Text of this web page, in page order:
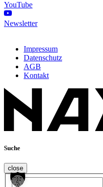
YouTube
Newsletter
Impressum
Datenschutz
AGB
Kontakt
Suche
close